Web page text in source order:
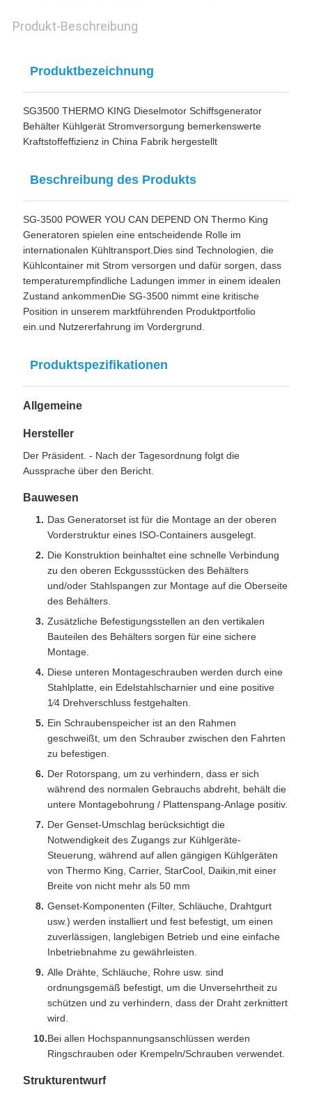
Produkt-Beschreibung
Produktbezeichnung
SG3500 THERMO KING Dieselmotor Schiffsgenerator
Behälter Kühlgerät Stromversorgung bemerkenswerte
Kraftstoffeffizienz in China Fabrik hergestellt
Beschreibung des Produkts
SG-3500 POWER YOU CAN DEPEND ON Thermo King
Generatoren spielen eine entscheidende Rolle im
internationalen Kühltransport.Dies sind Technologien, die
Kühlcontainer mit Strom versorgen und dafür sorgen, dass
temperaturempfindliche Ladungen immer in einem idealen
Zustand ankommenDie SG-3500 nimmt eine kritische
Position in unserem marktführenden Produktportfolio
ein.und Nutzererfahrung im Vordergrund.
Produktspezifikationen
Allgemeine
Hersteller
Der Präsident. - Nach der Tagesordnung folgt die
Aussprache über den Bericht.
Bauwesen
Das Generatorset ist für die Montage an der oberen
Vorderstruktur eines ISO-Containers ausgelegt.
Die Konstruktion beinhaltet eine schnelle Verbindung
zu den oberen Eckgussstücken des Behälters
und/oder Stahlspangen zur Montage auf die Oberseite
des Behälters.
Zusätzliche Befestigungsstellen an den vertikalen
Bauteilen des Behälters sorgen für eine sichere
Montage.
Diese unteren Montageschrauben werden durch eine
Stahlplatte, ein Edelstahlscharnier und eine positive
1⁄4 Drehverschluss festgehalten.
Ein Schraubenspeicher ist an den Rahmen
geschweißt, um den Schrauber zwischen den Fahrten
zu befestigen.
Der Rotorspang, um zu verhindern, dass er sich
während des normalen Gebrauchs abdreht, behält die
untere Montagebohrung / Plattenspang-Anlage positiv.
Der Genset-Umschlag berücksichtigt die
Notwendigkeit des Zugangs zur Kühlgeräte-
Steuerung, während auf allen gängigen Kühlgeräten
von Thermo King, Carrier, StarCool, Daikin,mit einer
Breite von nicht mehr als 50 mm
Genset-Komponenten (Filter, Schläuche, Drahtgurt
usw.) werden installiert und fest befestigt, um einen
zuverlässigen, langlebigen Betrieb und eine einfache
Inbetriebnahme zu gewährleisten.
Alle Drähte, Schläuche, Rohre usw. sind
ordnungsgemäß befestigt, um die Unversehrtheit zu
schützen und zu verhindern, dass der Draht zerknittert
wird.
Bei allen Hochspannungsanschlüssen werden
Ringschrauben oder Krempeln/Schrauben verwendet.
Strukturentwurf